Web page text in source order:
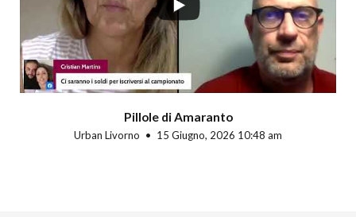
Pillole di Amaranto
Urban Livorno 15 Giugno, 2026 10:48 am